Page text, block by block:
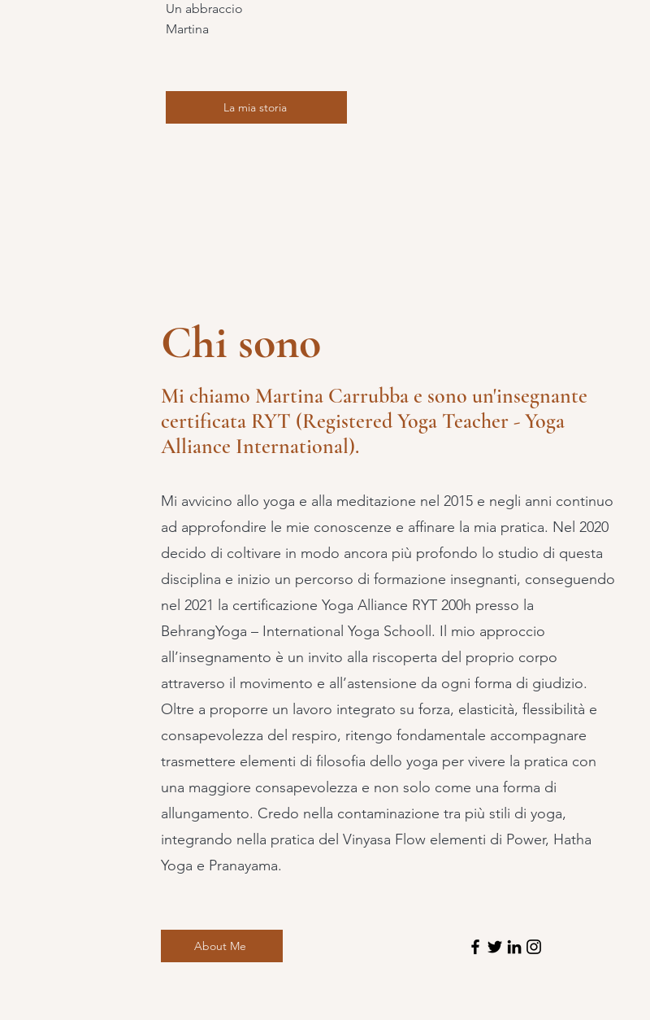
Un abbraccio
Martina
La mia storia
Chi sono
Mi chiamo Martina Carrubba e sono un'insegnante
certificata RYT (Registered Yoga Teacher - Yoga
Alliance International).
Mi avvicino allo yoga e alla meditazione nel 2015 e negli anni continuo
ad approfondire le mie conoscenze e affinare la mia pratica. Nel 2020
decido di coltivare in modo ancora più profondo lo studio di questa
disciplina e inizio un percorso di formazione insegnanti, conseguendo
nel 2021 la certificazione Yoga Alliance RYT 200h presso la
BehrangYoga – International Yoga Schooll. Il mio approccio
all’insegnamento è un invito alla riscoperta del proprio corpo
attraverso il movimento e all’astensione da ogni forma di giudizio.
Oltre a proporre un lavoro integrato su forza, elasticità, flessibilità e
consapevolezza del respiro, ritengo fondamentale accompagnare
trasmettere elementi di filosofia dello yoga per vivere la pratica con
una maggiore consapevolezza e non solo come una forma di
allungamento. Credo nella contaminazione tra più stili di yoga,
integrando nella pratica del Vinyasa Flow elementi di Power, Hatha
Yoga e Pranayama.
About Me